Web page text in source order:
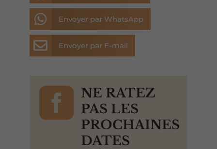
 Envoyer par WhatsApp
 Envoyer par E-mail

NE RATEZ
PAS LES
PROCHAINES
DATES